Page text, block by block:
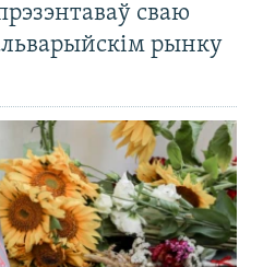
сваю
рынку